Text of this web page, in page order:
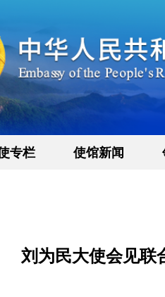
专栏 使馆新闻
刘为民大使会见联